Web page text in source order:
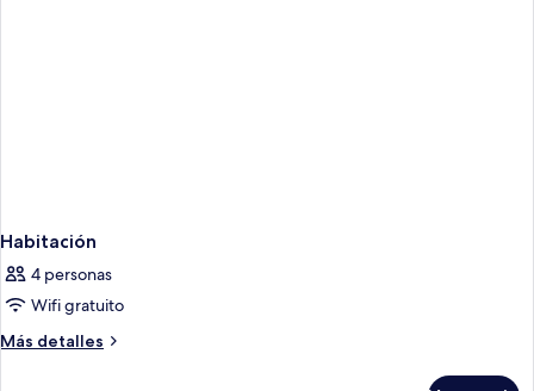
Habitación
4 personas
Wifi gratuito
Más detalles
Más